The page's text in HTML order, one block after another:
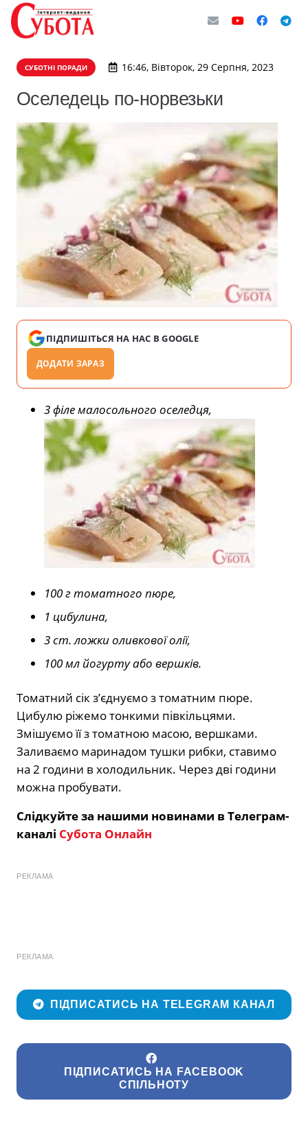
СУБОТНІ ПОРАДИ 16:46, Вівторок, 29 Серпня, 2023
Оселедець по-норвезьки
ПІДПИШІТЬСЯ НА НАС В GOOGLE
ДОДАТИ ЗАРАЗ
3 філе малосольного оселедця,
100 г томатного пюре,
1 цибулина,
3 ст. ложки оливкової олії,
100 мл йогурту або вершків.
Томатний сік з’єднуємо з томатним пюре.
Цибулю ріжемо тонкими півкільцями.
Змішуємо її з томатною масою, вершками.
Заливаємо маринадом тушки рибки, ставимо
на 2 години в холодильник. Через дві години
можна пробувати.
Слідкуйте за нашими новинами в Телеграм-
каналі Субота Онлайн
РЕКЛАМА
РЕКЛАМА
ПІДПИСАТИСЬ НА TELEGRAM КАНАЛ
ПІДПИСАТИСЬ НА FACEBOOK
СПІЛЬНОТУ